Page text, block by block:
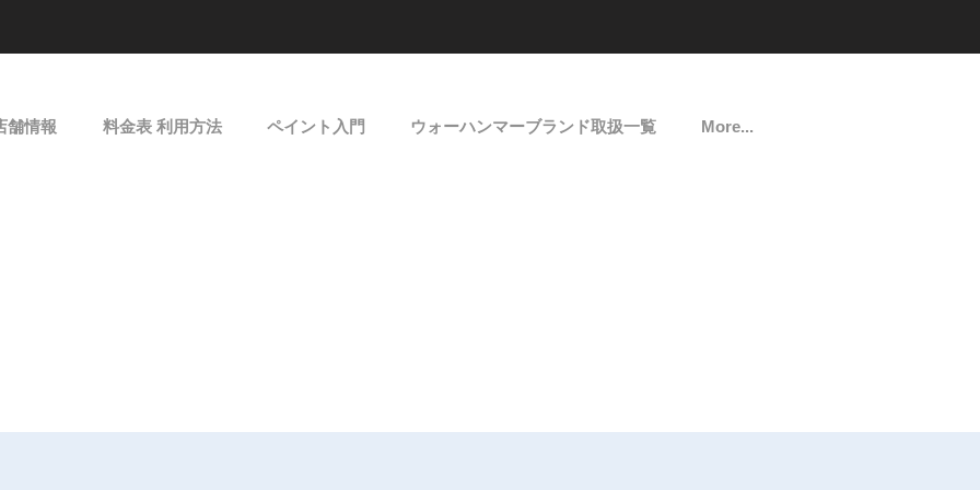
舗情報 料金表 利用方法 ペイント入門 ウォーハンマーブランド取扱一覧 More...